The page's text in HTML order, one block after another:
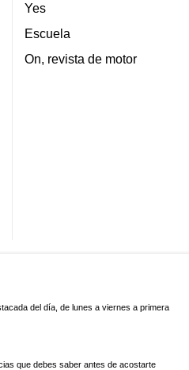
Yes
Escuela
On, revista de motor
del día, de lunes a viernes a primera
que debes saber antes de acostarte